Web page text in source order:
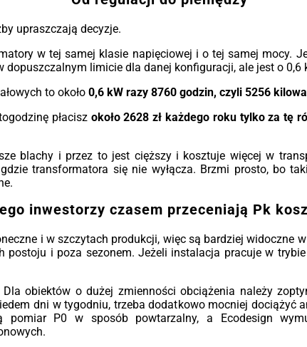
upraszczają decyzje.
w tej samej klasie napięciowej i o tej samej mocy.
dopuszczalnym limicie dla danej konfiguracji, ale jest o 0,6
to około 0,6 kW razy 8760 godzin, czyli 5256
płacisz około 2628 zł każdego roku tylko za tę
blachy i przez to jest cięższy i kosztuje więcej w
transformatora się nie wyłącza. Brzmi prosto, bo
inwestorzy czasem przeceniają Pk
i w szczytach produkcji, więc są bardziej widoczne
postoju i poza sezonem. Jeżeli instalacja pracuje w
obiektów o dużej zmienności obciążenia należy
dni w tygodniu, trzeba dodatkowo mocniej dociążyć
pomiar P0 w sposób powtarzalny, a Ecodesign